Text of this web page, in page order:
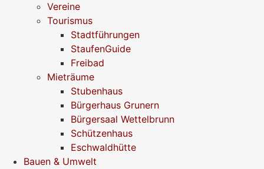
Vereine
Tourismus
Stadtführungen
StaufenGuide
Freibad
Mieträume
Stubenhaus
Bürgerhaus Grunern
Bürgersaal Wettelbrunn
Schützenhaus
Eschwaldhütte
Bauen & Umwelt